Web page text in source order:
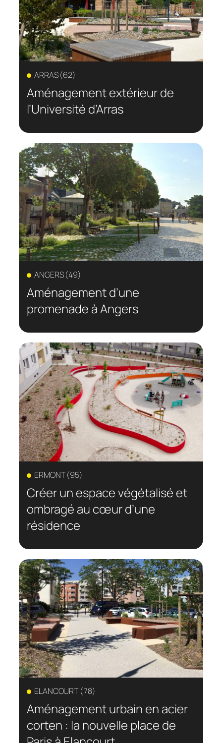
ARRAS (62)
Aménagement extérieur de
l’Université d’Arras
ANGERS (49)
Aménagement d’une
promenade à Angers
ERMONT (95)
Créer un espace végétalisé et
ombragé au cœur d’une
résidence
ELANCOURT (78)
Aménagement urbain en acier
corten : la nouvelle place de